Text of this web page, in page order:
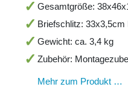
Gesamtgröße:
Briefschlitz: 33x3,5cm
Gewicht: ca. 3,4 kg
Zubehör:
Mehr zum Produkt …